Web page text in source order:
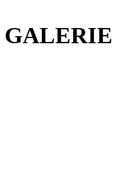
GALERIE